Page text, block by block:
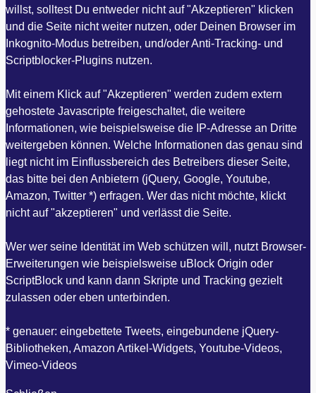
willst, solltest Du entweder nicht auf "Akzeptieren" klicken
und die Seite nicht weiter nutzen, oder Deinen Browser im
Inkognito-Modus betreiben, und/oder Anti-Tracking- und
Scriptblocker-Plugins nutzen.
Mit einem Klick auf "Akzeptieren" werden zudem extern
gehostete Javascripte freigeschaltet, die weitere
Informationen, wie beispielsweise die IP-Adresse an Dritte
weitergeben können. Welche Informationen das genau sind
liegt nicht im Einflussbereich des Betreibers dieser Seite,
das bitte bei den Anbietern (jQuery, Google, Youtube,
Amazon, Twitter *) erfragen. Wer das nicht möchte, klickt
nicht auf "akzeptieren" und verlässt die Seite.
Wer wer seine Identität im Web schützen will, nutzt Browser-
Erweiterungen wie beispielsweise uBlock Origin oder
ScriptBlock und kann dann Skripte und Tracking gezielt
zulassen oder eben unterbinden.
* genauer: eingebettete Tweets, eingebundene jQuery-
Bibliotheken, Amazon Artikel-Widgets, Youtube-Videos,
Vimeo-Videos